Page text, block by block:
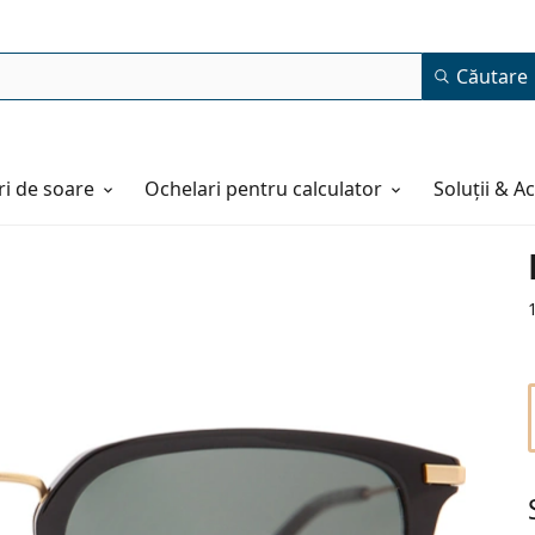
Căutare
de soare Ochelari pentru calculator Soluții &